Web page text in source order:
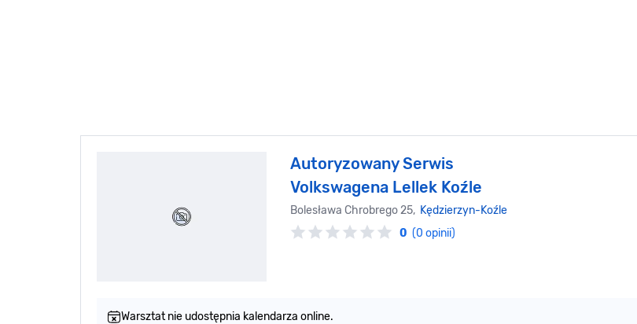
Autoryzowany Serwis
Volkswagena Lellek Koźle
Bolesława Chrobrego 25, Kędzierzyn-Koźle
0 (0 opinii)
Warsztat nie udostępnia kalendarza online.